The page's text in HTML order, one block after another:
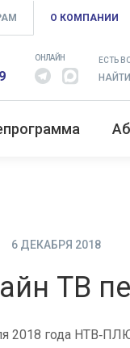
О КОМПАНИИ
ОНЛАЙН ЕСТЬ
6 ДЕКАБРЯ 2018
ТВ
2018 года